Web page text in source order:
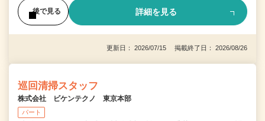
後で見る 詳細を見る
更新日： 2026/07/15 掲載終了日： 2026/08/26
巡回清掃スタッフ
株式会社 ビケンテクノ 東京本部
パート